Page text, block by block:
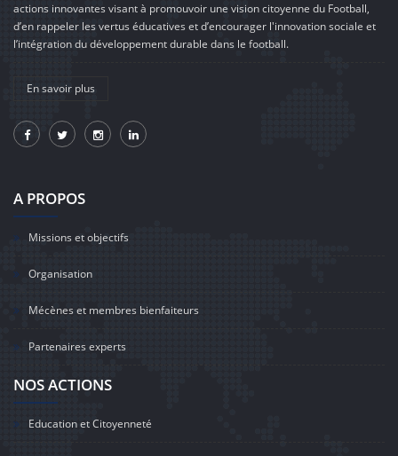
actions innovantes visant à promouvoir une vision citoyenne du Football,
d’en rappeler les vertus éducatives et d’encourager l'innovation sociale et
l’intégration du développement durable dans le football.
En savoir plus
A PROPOS
Missions et objectifs
Organisation
Mécènes et membres bienfaiteurs
Partenaires experts
NOS ACTIONS
Education et Citoyenneté